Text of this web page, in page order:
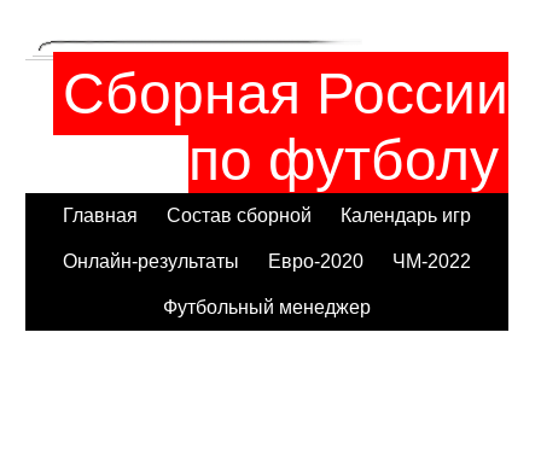
Сборная России
по футболу
Главная Состав сборной Календарь игр
Онлайн-результаты Евро-2020 ЧМ-2022
Футбольный менеджер